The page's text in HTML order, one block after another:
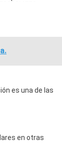
es una de las
en otras